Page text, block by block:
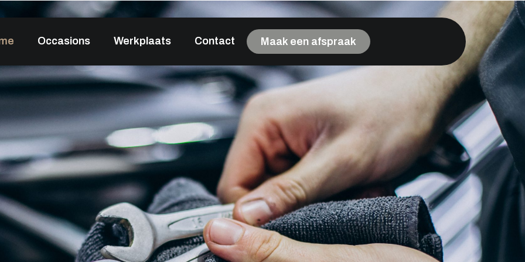
Occasions Werkplaats Contact Maak een afspraak